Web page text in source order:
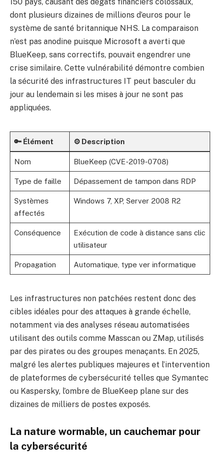
dont plusieurs dizaines de millions d’euros pour le
système de santé britannique NHS. La comparaison
n’est pas anodine puisque Microsoft a averti que
BlueKeep, sans correctifs, pouvait engendrer une
crise similaire. Cette vulnérabilité démontre combien
la sécurité des infrastructures IT peut basculer du
jour au lendemain si les mises à jour ne sont pas
appliquées.
🔑 Élément ⚙ Description
Nom BlueKeep (CVE-2019-0708)
Type de faille Dépassement de tampon dans RDP
Systèmes
affectés
Windows 7, XP, Server 2008 R2
Conséquence
Exécution de code à distance sans clic
utilisateur
Propagation Automatique, type ver informatique
Les infrastructures non patchées restent donc des
cibles idéales pour des attaques à grande échelle,
notamment via des analyses réseau automatisées
utilisant des outils comme Masscan ou ZMap, utilisés
par des pirates ou des groupes menaçants. En 2025,
malgré les alertes publiques majeures et l’intervention
de plateformes de cybersécurité telles que Symantec
ou Kaspersky, l’ombre de BlueKeep plane sur des
dizaines de milliers de postes exposés.
La nature wormable, un cauchemar pour
la cybersécurité